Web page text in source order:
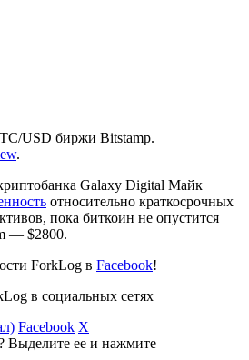
USD биржи Bitstamp.
.
Galaxy Digital Майк
относительно краткосрочных
пока биткоин не опустится
— $2800.
ForkLog в Facebook!
в социальных сетях
Facebook X
Выделите ее и нажмите